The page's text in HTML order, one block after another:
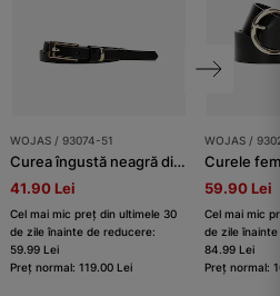
WOJAS / 93074-51
Curea îngustă neagră din piele granulată
41.90 Lei
Cel mai mic preț din ultimele 30
de zile înainte de reducere:
59.99 Lei
Preț normal: 119.00 Lei
WOJAS /
Curele
59.90 Lei
Cel mai mic
de zile
84.99 Lei
Preț normal: